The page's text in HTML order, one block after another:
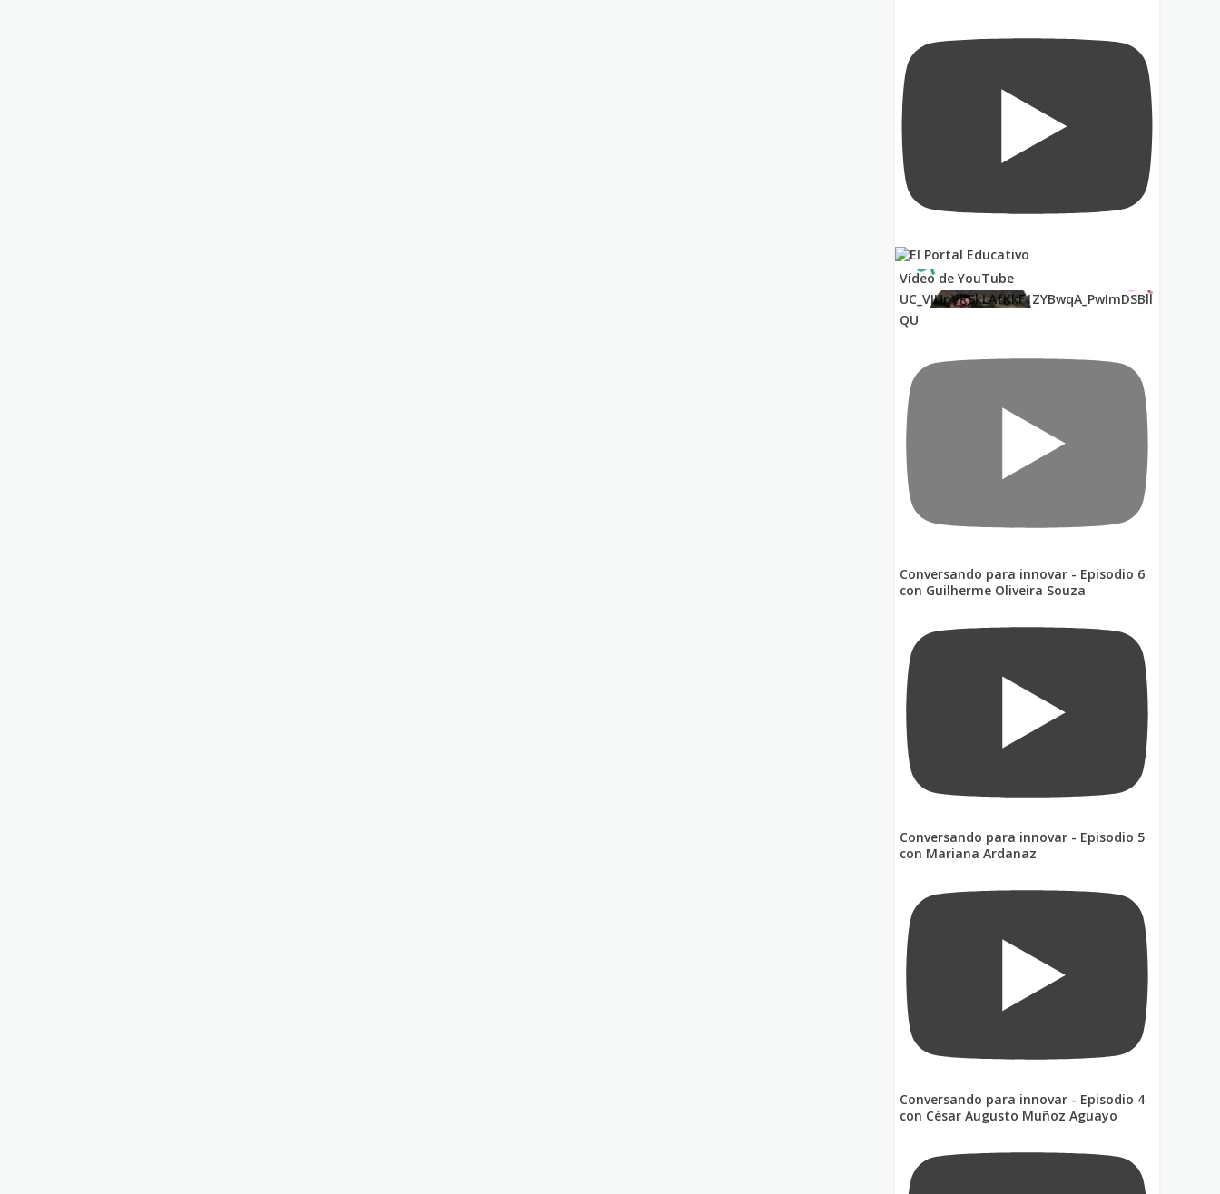
Vídeo de YouTube
UC_VIUnVRSkLAfKkF1ZYBwqA_PwImDSBll
QU
Conversando para innovar - Episodio 6
con Guilherme Oliveira Souza
Conversando para innovar - Episodio 5
con Mariana Ardanaz
Conversando para innovar - Episodio 4
con César Augusto Muñoz Aguayo